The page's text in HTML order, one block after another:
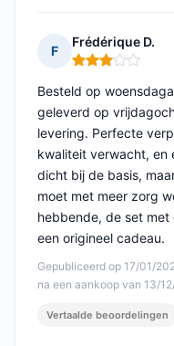
F
Frédérique D.
Opmerking: 3
Gepubliceerd op 17/01/
na een aankoop van 13/
Besteld op
geleverd op
levering. Perfecte
kwaliteit verwacht, en
dicht bij de basis,
moet met meer zorg
hebbende, de set
een origineel cadeau.
Vertaalde beoordelingen